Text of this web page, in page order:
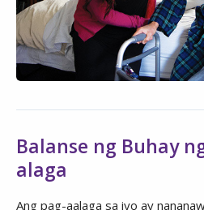
Balanse ng Buhay
alaga
Ang pag-aalaga sa iyo ay